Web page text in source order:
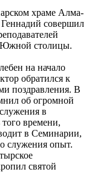
храме Алма-
совершил
Южной столицы.
на начало
обратился к
поздравления. В
об огромной
в
времени,
в Семинарии,
служения опыт.
святой